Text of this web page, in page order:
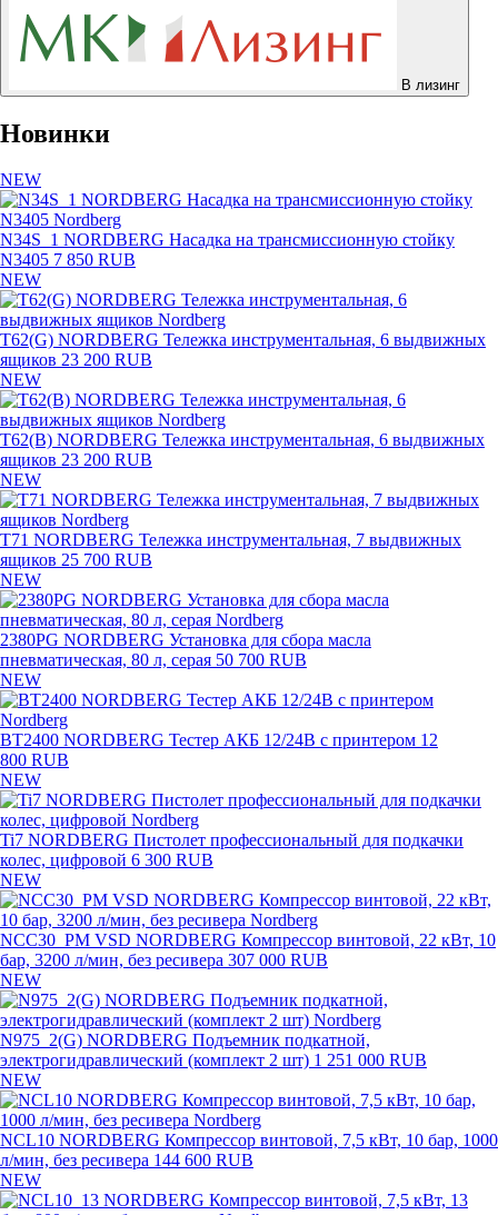
В лизинг
Новинки
NEW
N34S_1 NORDBERG Насадка на трансмиссионную стойку
N3405 7 850 RUB
NEW
T62(G) NORDBERG Тележка инструментальная, 6 выдвижных
ящиков 23 200 RUB
NEW
T62(B) NORDBERG Тележка инструментальная, 6 выдвижных
ящиков 23 200 RUB
NEW
T71 NORDBERG Тележка инструментальная, 7 выдвижных
ящиков 25 700 RUB
NEW
2380PG NORDBERG Установка для сбора масла
пневматическая, 80 л, серая 50 700 RUB
NEW
BT2400 NORDBERG Тестер АКБ 12/24В с принтером 12
800 RUB
NEW
Ti7 NORDBERG Пистолет профессиональный для подкачки
колес, цифровой 6 300 RUB
NEW
NCC30_PM VSD NORDBERG Компрессор винтовой, 22 кВт, 10
бар, 3200 л/мин, без ресивера 307 000 RUB
NEW
N975_2(G) NORDBERG Подъемник подкатной,
электрогидравлический (комплект 2 шт) 1 251 000 RUB
NEW
NCL10 NORDBERG Компрессор винтовой, 7,5 кВт, 10 бар, 1000
л/мин, без ресивера 144 600 RUB
NEW